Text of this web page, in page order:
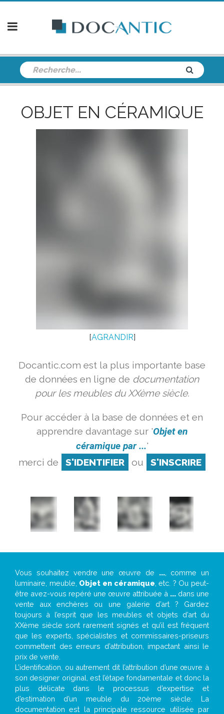
OBJET EN CÉRAMIQUE
[AGRANDIR]
Docantic.com est la plus importante base
de données en ligne de documentation
pour les meubles du XXème siècle.
Pour accéder à la base de données et en
apprendre davantage sur 'Objet en
céramique par ...'
merci de
S'IDENTIFIER ou S'INSCRIRE
Vous souhaitez vendre une œuvre de ..., comme un
luminaire, meuble, Objet en céramique , etc. ? Ou peut-
être avez-vous repéré une œuvre attribuée à ... dans une
vente aux enchères ou une galerie d’art ? Gardez
toujours à l’esprit que les meubles et objets d’art du
XXème siècle sont rarement signés et qu’il est fréquent
que les experts, spécialistes et commissaires-priseurs
commettent des erreurs d’attribution, impactant ainsi le
prix de vente.
L’identification, ou autrement dit l’attribution d’une œuvre à
son designer original, est l’étape fondamentale et donc la
plus délicate dans le processus d’expertise et
d’estimation d’un meuble du 20ème siècle. La
documentation est la principale ressource utilisée par